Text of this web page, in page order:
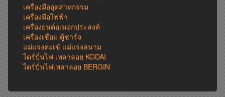
เครื่องมืออุตสาหกรรม
เครื่องมือไฟฟ้า
เครื่องยนต์อเนอกประสงค์
เครื่องเชื่อม ตู้ชาร์จ
แม่แรงตะเข้ แม่แรงสนาม
ไดร์ปั่นไฟ เพลาลอย KODAI
ไดร์ปั่นไฟเพลาลอย BERGIN